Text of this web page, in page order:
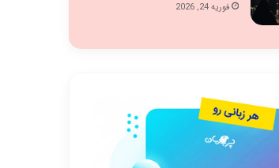
فوریه 24, 2026